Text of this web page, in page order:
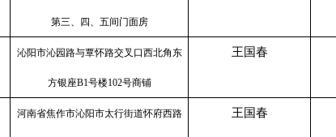
第三、四、五间门面房
沁阳市沁园路与覃怀路交叉口西北角东
方银座B1号楼102号商铺
王国春
河南省焦作市沁阳市太行街道怀府西路 王国春